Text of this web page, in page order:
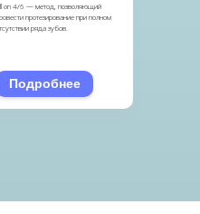
on 4/6 — метод, позволяющий
протезирование при полном
ряда зубов.
Подробнее